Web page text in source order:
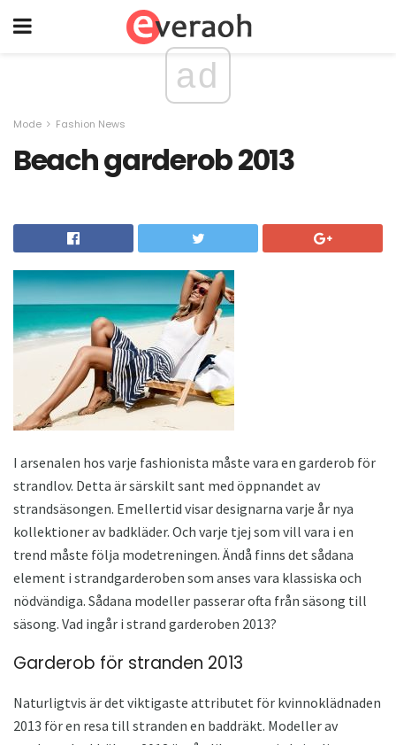
ad
Mode Fashion News
Beach garderob 2013
I arsenalen hos varje fashionista måste vara en garderob för
strandlov. Detta är särskilt sant med öppnandet av
strandsäsongen. Emellertid visar designarna varje år nya
kollektioner av badkläder. Och varje tjej som vill vara i en
trend måste följa modetreningen. Ändå finns det sådana
element i strandgarderoben som anses vara klassiska och
nödvändiga. Sådana modeller passerar ofta från säsong till
säsong. Vad ingår i strand garderoben 2013?
Garderob för stranden 2013
Naturligtvis är det viktigaste attributet för kvinnoklädnaden
2013 för en resa till stranden en baddräkt. Modeller av